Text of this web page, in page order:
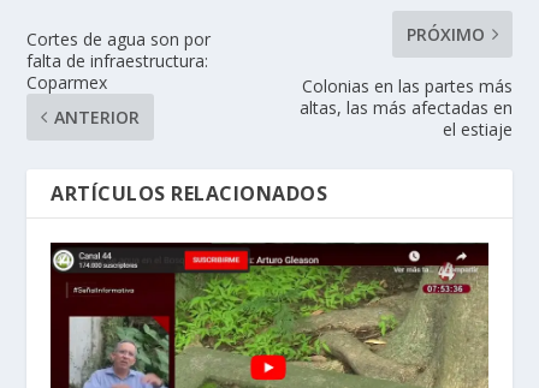
Cortes de agua son por
falta de infraestructura:
Coparmex
ANTERIOR
PRÓXIMO
Colonias en las partes más
altas, las más afectadas en
el estiaje
ARTÍCULOS RELACIONADOS